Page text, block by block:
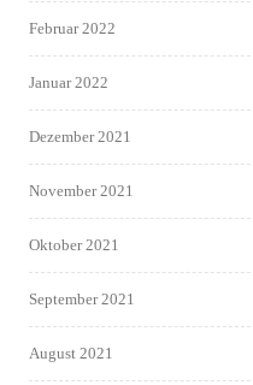
Februar 2022
Januar 2022
Dezember 2021
November 2021
Oktober 2021
September 2021
August 2021